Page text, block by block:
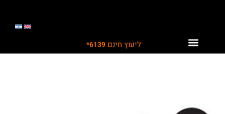
ליעוץ חינם6139*